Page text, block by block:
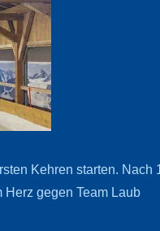
Kehren starten. Nach
Herz gegen Team Laub